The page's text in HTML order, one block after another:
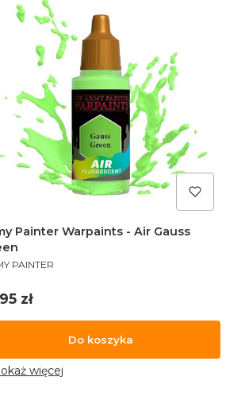
Painter Warpaints - Air Gauss
PAINTER
zł
Do koszyka
więcej